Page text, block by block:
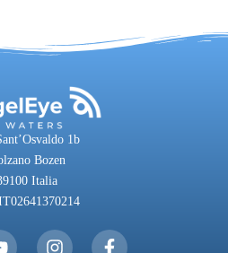
1b
Bozen
Italia